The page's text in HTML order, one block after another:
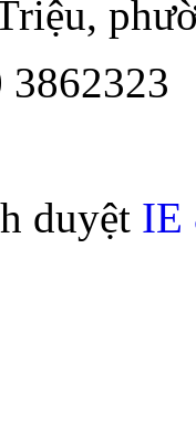
duyệt IE